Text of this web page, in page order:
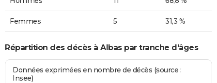
Femmes 5 31,3 %
Répartition des décès à Albas par tranche d'âges
Données exprimées en nombre de décès (source :
Insee)